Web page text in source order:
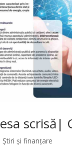
scrisă|
Știri și finanțare